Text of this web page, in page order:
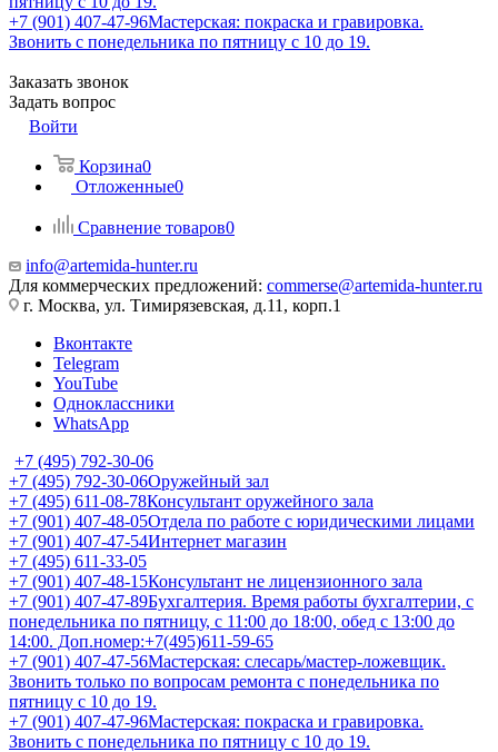
+7 (901) 407-47-96Мастерская: покраска и гравировка.
Звонить с понедельника по пятницу с 10 до 19.
Заказать звонок
Задать вопрос
Войти
Корзина0
Отложенные0
Сравнение товаров0
info@artemida-hunter.ru
Для коммерческих предложений: commerse@artemida-hunter.ru
г. Москва, ул. Тимирязевская, д.11, корп.1
Вконтакте
Telegram
YouTube
Одноклассники
WhatsApp
+7 (495) 792-30-06
+7 (495) 792-30-06Оружейный зал
+7 (495) 611-08-78Консультант оружейного зала
+7 (901) 407-48-05Отдела по работе с юридическими лицами
+7 (901) 407-47-54Интернет магазин
+7 (495) 611-33-05
+7 (901) 407-48-15Консультант не лицензионного зала
+7 (901) 407-47-89Бухгалтерия. Время работы бухгалтерии, с
понедельника по пятницу, с 11:00 до 18:00, обед с 13:00 до
14:00. Доп.номер:+7(495)611-59-65
+7 (901) 407-47-56Мастерская: слесарь/мастер-ложевщик.
Звонить только по вопросам ремонта с понедельника по
пятницу с 10 до 19.
+7 (901) 407-47-96Мастерская: покраска и гравировка.
Звонить с понедельника по пятницу с 10 до 19.